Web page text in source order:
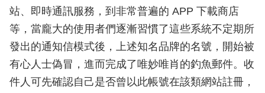
站、即時通訊服務，到非常普遍的 APP 下載商店
等，當龐大的使用者們逐漸習慣了這些系統不定期所
發出的通知信模式後，上述知名品牌的名號，開始被
有心人士偽冒，進而完成了唯妙唯肖的釣魚郵件。收
件人可先確認自己是否曾以此帳號在該類網站註冊，